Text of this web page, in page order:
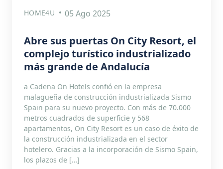
HOME4U 05 Ago 2025
Abre sus puertas On City Resort, el
complejo turístico industrializado
más grande de Andalucía
a Cadena On Hotels confió en la empresa
malagueña de construcción industrializada Sismo
Spain para su nuevo proyecto. Con más de 70.000
metros cuadrados de superficie y 568
apartamentos, On City Resort es un caso de éxito de
la construcción industrializada en el sector
hotelero. Gracias a la incorporación de Sismo Spain,
los plazos de […]